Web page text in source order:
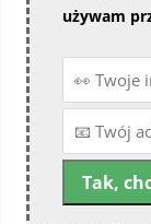
używam